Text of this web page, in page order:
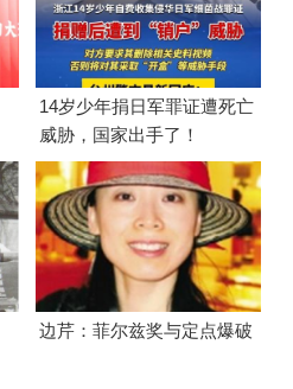
14岁少年捐日军罪证遭死亡
威胁，国家出手了！
边芹：菲尔兹奖与定点爆破